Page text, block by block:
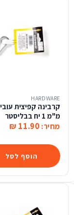
הוסף לסל
HARDWARE
מ"מ 1 יח בבליסטר
מחיר: 11.90 ₪